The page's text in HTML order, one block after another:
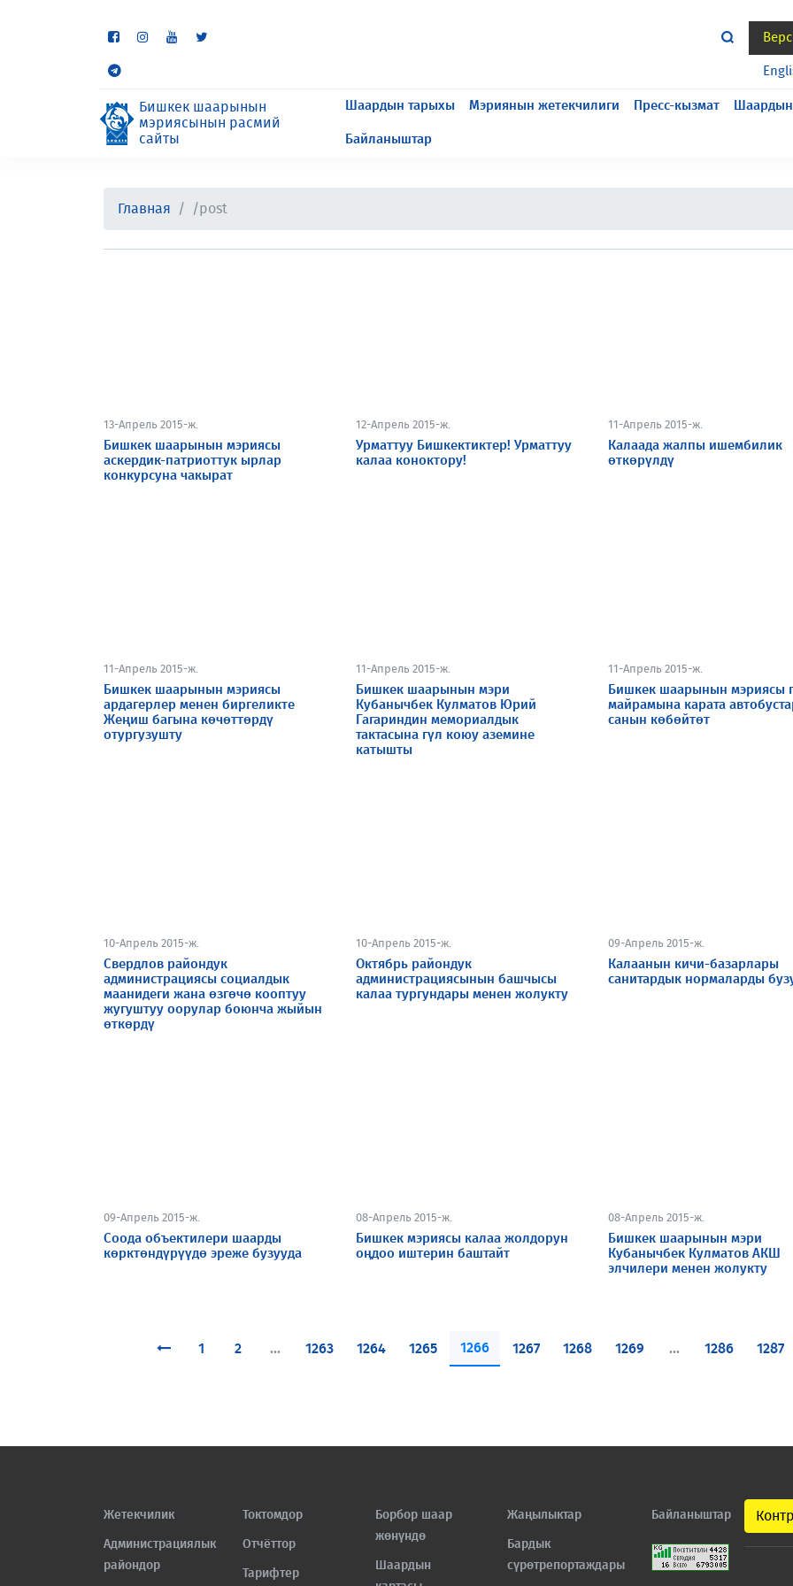
Бишкек шаарынын
мэриясынын расмий
сайты
Шаардын тарыхы Мэриянын жетекчилиги Пресс-кызмат
Байланыштар
Главная /post
13-Апрель 2015-ж.
Бишкек шаарынын мэриясы
аскердик-патриоттук ырлар
конкурсуна чакырат
12-Апрель 2015-ж.
Урматтуу Бишкектиктер! Урматтуу
калаа коноктору!
11-Апрель 2015-ж.
Калаада жалпы ишембилик
өткөрүлдү
11-Апрель 2015-ж.
Бишкек шаарынын мэриясы
ардагерлер менен биргеликте
Жеңиш багына көчөттөрдү
отургузушту
11-Апрель 2015-ж.
Бишкек шаарынын мэри
Кубанычбек Кулматов Юрий
Гагариндин мемориалдык
тактасына гүл коюу аземине
катышты
11-Апрель 2015-ж.
Бишкек шаарынын мэриясы
майрамына карата
санын көбөйтөт
10-Апрель 2015-ж.
Свердлов райондук
администрациясы социалдык
маанидеги жана өзгөчө кооптуу
жугуштуу оорулар боюнча жыйын
өткөрдү
10-Апрель 2015-ж.
Октябрь райондук
администрациясынын башчысы
калаа тургундары менен жолукту
09-Апрель 2015-ж.
Калаанын кичи-базарлары
санитардык нормаларды
09-Апрель 2015-ж.
Соода объектилери шаарды
көрктөндүрүүдө эреже бузууда
08-Апрель 2015-ж.
Бишкек мэриясы калаа жолдорун
оӊдоо иштерин баштайт
08-Апрель 2015-ж.
Бишкек шаарынын мэри
Кубанычбек Кулматов АКШ
элчилери менен жолукту
1 2 ... 1263 1264 1265 1266 1267 1268 1269 ... 1286 1287
Жетекчилик
Администрациялык
райондор
Токтомдор
Отчёттор
Тарифтер
Борбор шаар
жөнүндө
Шаардын
Жаңылыктар
Бардык
сүрөтрепортаждары
Байланыштар